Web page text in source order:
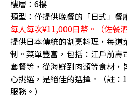
樓層：6樓
類型：僅提供晚餐的「日式」餐
每人每次¥11,000日幣。（佐餐酒
提供日本傳統的割烹料理，每道
制。菜單豐富，包括：江戶前壽
套餐等，從海鮮到肉類等食材，
心挑選，是絕佳的選擇。（註
服務。）